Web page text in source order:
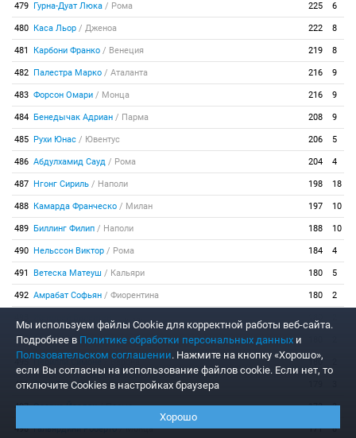
479 Гурна-Дуат Люка / Рома 225 6
480 Каса Льор / Дженоа 222 8
481 Карбони Франко / Венеция 219 8
482 Палестра Марко / Аталанта 216 9
483 Форсон Омари / Монца 216 9
484 Бенедычак Адриан / Парма 208 9
485 Рухи Юнас / Ювентус 206 5
486 Абдулхамид Сауд / Рома 204 4
487 Нгонг Сириль / Наполи 198 18
488 Камарда Франческо / Милан 197 10
489 Биллинг Филип / Наполи 188 10
490 Нельссон Виктор / Рома 184 4
491 Ветеска Матеуш / Кальяри 180 5
492 Амрабат Софьян / Фиорентина 180 2
494 Перес Науен/Удинезе
495 Перилли Симоне/ Верона 180
496 Отоа Себастиан/ Дженоа
497 Осорио Йордан/Парма 173 3
498 Гальярдини Роберто/Монца 171 8
Мы используем файлы Сookie для корректной работы веб-сайта.
Подробнее в Политике обработки персональных данных и
Пользовательском соглашении. Нажмите на кнопку «Хорошо»,
если Вы согласны на использование файлов cookie. Если нет, то
отключите Cookies в настройках браузера
Хорошо